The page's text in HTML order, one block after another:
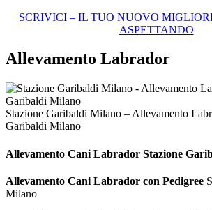
SCRIVICI – IL TUO NUOVO
ASPETTANDO
Allevamento Labrador
Stazione Garibaldi Milano – Allevamento
Garibaldi Milano
Allevamento Cani Labrador Stazione
Allevamento Cani Labrador con Pedigree
Milano